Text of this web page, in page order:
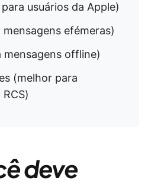
usuários da Apple)
efémeras)
mensagens offline)
(melhor para
deve